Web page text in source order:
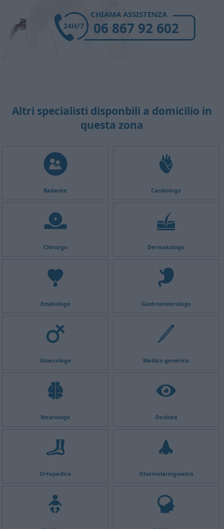
CHIAMA ASSISTENZA
06 867 92 602
24H/7
Altri specialisti disponbili a domicilio in
questa zona
Badante Cardiologo
Chirurgo Dermatologo
Ematologo Gastroenterologo
Ginecologo Medico generico
Neurologo Oculista
Ortopedico Otorinolaringoiatra